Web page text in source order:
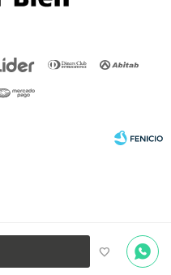
consultas
no dudes
en
Fenicio